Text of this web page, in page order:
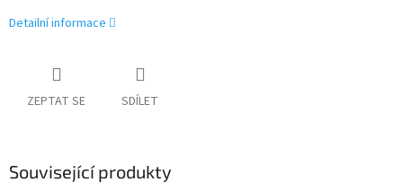
Detailní informace
ZEPTAT SE SDÍLET
Související produkty